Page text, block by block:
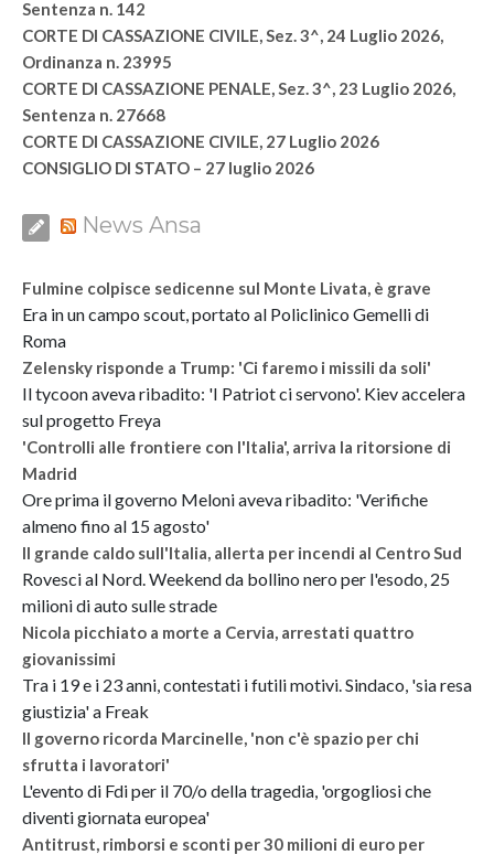
Sentenza n. 142
CORTE DI CASSAZIONE CIVILE, Sez. 3^, 24 Luglio 2026,
Ordinanza n. 23995
CORTE DI CASSAZIONE PENALE, Sez. 3^, 23 Luglio 2026,
Sentenza n. 27668
CORTE DI CASSAZIONE CIVILE, 27 Luglio 2026
CONSIGLIO DI STATO – 27 luglio 2026
News Ansa
Fulmine colpisce sedicenne sul Monte Livata, è grave
Era in un campo scout, portato al Policlinico Gemelli di
Roma
Zelensky risponde a Trump: 'Ci faremo i missili da soli'
Il tycoon aveva ribadito: 'I Patriot ci servono'. Kiev accelera
sul progetto Freya
'Controlli alle frontiere con l'Italia', arriva la ritorsione di
Madrid
Ore prima il governo Meloni aveva ribadito: 'Verifiche
almeno fino al 15 agosto'
Il grande caldo sull'Italia, allerta per incendi al Centro Sud
Rovesci al Nord. Weekend da bollino nero per l'esodo, 25
milioni di auto sulle strade
Nicola picchiato a morte a Cervia, arrestati quattro
giovanissimi
Tra i 19 e i 23 anni, contestati i futili motivi. Sindaco, 'sia resa
giustizia' a Freak
Il governo ricorda Marcinelle, 'non c'è spazio per chi
sfrutta i lavoratori'
L'evento di Fdi per il 70/o della tragedia, 'orgogliosi che
diventi giornata europea'
Antitrust, rimborsi e sconti per 30 milioni di euro per